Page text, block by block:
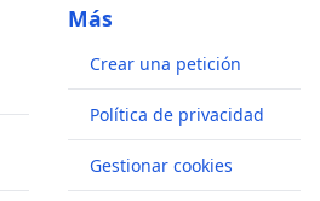
Más
Crear una petición
Política de privacidad
Gestionar cookies